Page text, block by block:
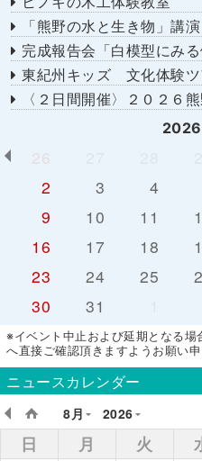
「熊野の水と生き物」講
完成報告会「白模型にみる健次の世
東紀州キッズ 文化体験
〈２日間開催〉２０２６
2026
26
2
3 4
9
10 11
16
17 18
23
24 25
30
31
※イベント中止および延期となる
へ直接ご確認頂きますようお願い申
ニュースカレンダー
8月
2026
日 月 火